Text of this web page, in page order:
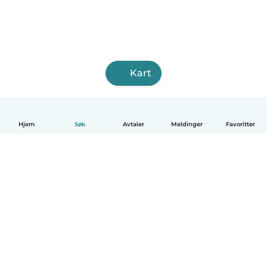
Hjem Søk Avtaler Meldinger Favoritter
Kart